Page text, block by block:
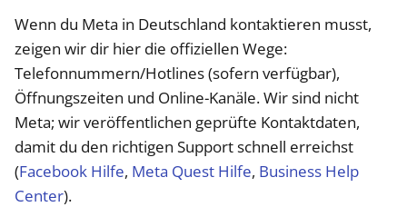
Wenn du Meta in Deutschland kontaktieren musst,
zeigen wir dir hier die offiziellen Wege:
Telefonnummern/Hotlines (sofern verfügbar),
Öffnungszeiten und Online-Kanäle. Wir sind nicht
Meta; wir veröffentlichen geprüfte Kontaktdaten,
damit du den richtigen Support schnell erreichst
(Facebook Hilfe, Meta Quest Hilfe, Business Help
Center).